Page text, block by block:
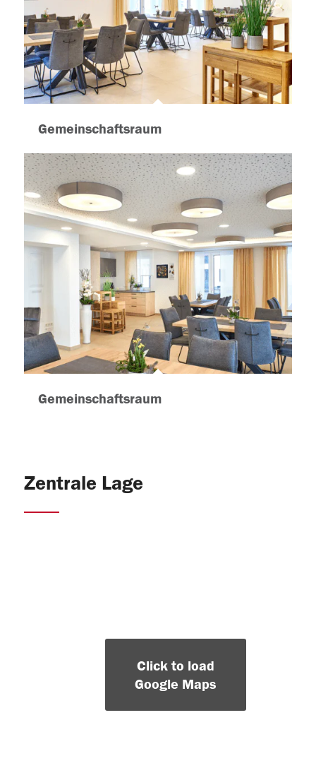
Gemeinschaftsraum
Gemeinschaftsraum
Zentrale Lage
Click to load
Google Maps